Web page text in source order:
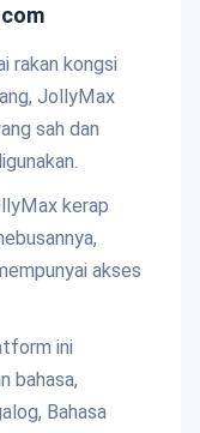
rakan kongsi
JollyMax
sah dan
kerap
akses
ini
bahasa,
Bahasa